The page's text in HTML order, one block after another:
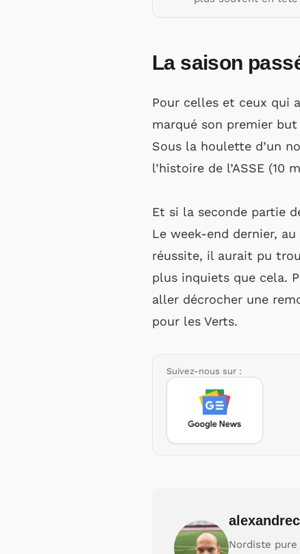
La saison
Pour celles et ceux qui
marqué son premier
Sous la houlette d’un
l’histoire de l’ASSE
Et si la seconde partie
Le week-end dernier,
réussite, il aurait pu
plus inquiets que cela.
aller décrocher une
pour les Verts.
Suivez-nous sur :
alexandrec
Nordiste pure